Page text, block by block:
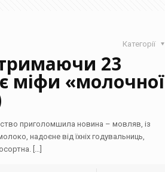
Категорії
23
міфи «молочної
приголомшила новина – мовляв, із
надоєне від їхніх годувальниць,
[…]